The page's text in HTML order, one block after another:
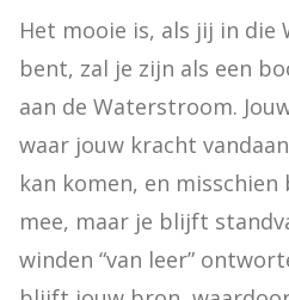
Het mooie is, als jij in die
bent, zal je zijn als een
aan de Waterstroom.
waar jouw kracht
kan komen, en
mee, maar je blijft
winden “van leer”